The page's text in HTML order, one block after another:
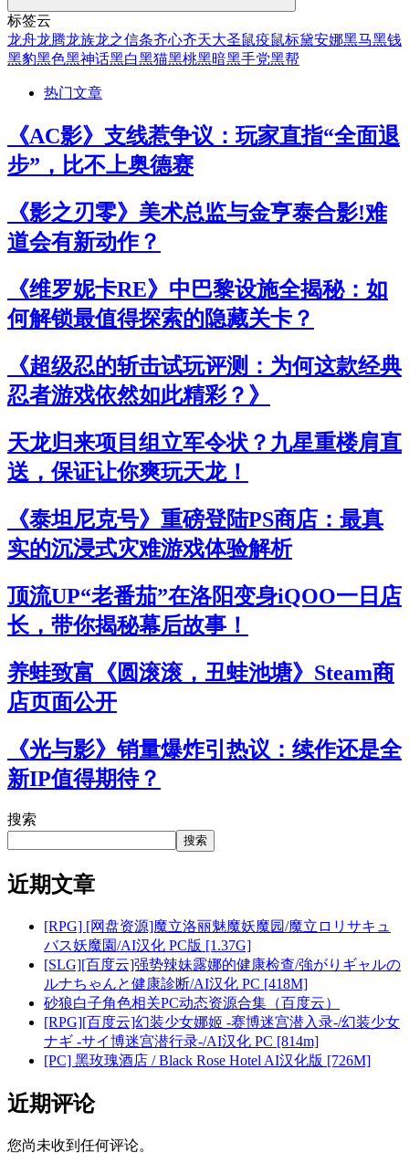
标签云
龙舟龙腾龙族龙之信条齐心齐天大圣鼠疫鼠标黛安娜黑马黑钱
黑豹黑色黑神话黑白黑猫黑桃黑暗黑手党黑帮
热门文章
《AC影》支线惹争议：玩家直指“全面退
步”，比不上奥德赛
《影之刃零》美术总监与金亨泰合影!难
道会有新动作？
《维罗妮卡RE》中巴黎设施全揭秘：如
何解锁最值得探索的隐藏关卡？
《超级忍的斩击试玩评测：为何这款经典
忍者游戏依然如此精彩？》
天龙归来项目组立军令状？九星重楼肩直
送，保证让你爽玩天龙！
《泰坦尼克号》重磅登陆PS商店：最真
实的沉浸式灾难游戏体验解析
顶流UP“老番茄”在洛阳变身iQOO一日店
长，带你揭秘幕后故事！
养蛙致富《圆滚滚，丑蛙池塘》Steam商
店页面公开
《光与影》销量爆炸引热议：续作还是全
新IP值得期待？
搜索
搜索
近期文章
[RPG] [网盘资源]魔立洛丽魅魔妖魔园/魔立ロリサキュ
バス妖魔園/AI汉化 PC版 [1.37G]
[SLG][百度云]强势辣妹露娜的健康检查/強がりギャルの
ルナちゃんと健康診断/AI汉化 PC [418M]
砂狼白子角色相关PC动态资源合集（百度云）
[RPG][百度云]幻装少女娜姬 -赛博迷宫潜入录-/幻装少女
ナギ -サイ博迷宫潜行录-/AI汉化 PC [814m]
[PC] 黑玫瑰酒店 / Black Rose Hotel AI汉化版 [726M]
近期评论
您尚未收到任何评论。